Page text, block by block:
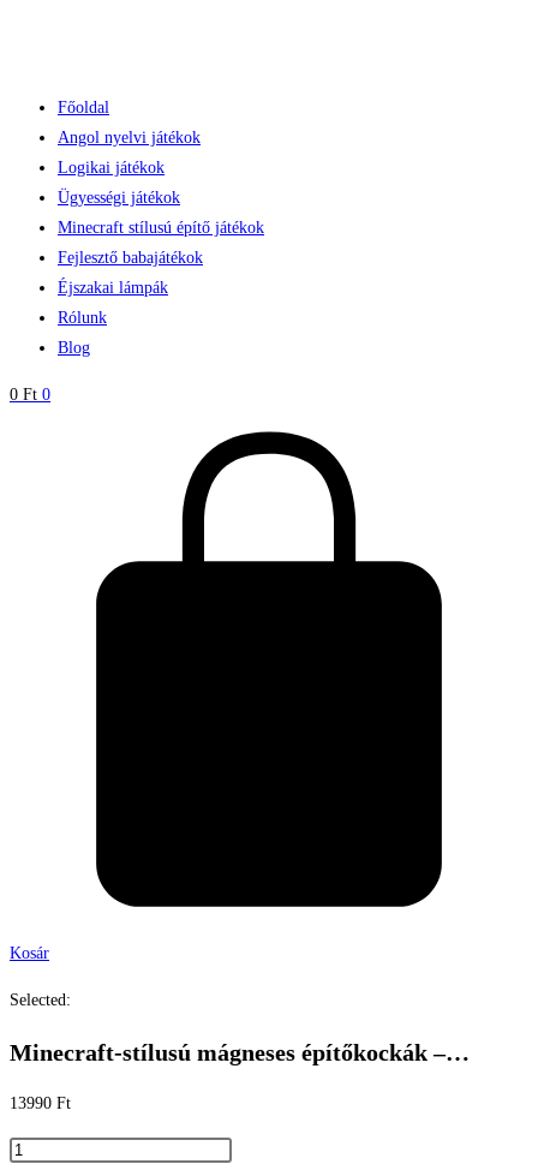
Főoldal
Angol nyelvi játékok
Logikai játékok
Ügyességi játékok
Minecraft stílusú építő játékok
Fejlesztő babajátékok
Éjszakai lámpák
Rólunk
Blog
0 Ft 0
Kosár
Selected:
Minecraft-stílusú mágneses építőkockák –…
13990 Ft
Minecraft-